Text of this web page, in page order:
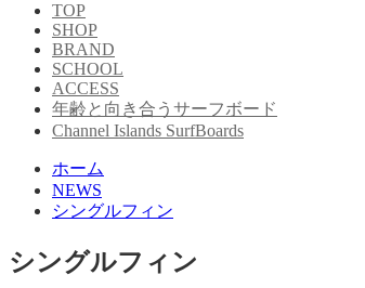
TOP
SHOP
BRAND
SCHOOL
ACCESS
年齢と向き合うサーフボード
Channel Islands SurfBoards
ホーム
NEWS
シングルフィン
シングルフィン